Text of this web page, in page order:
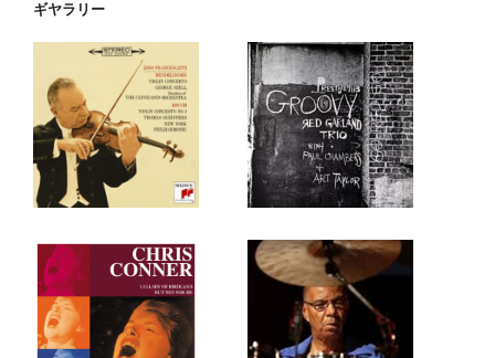
ギヤラリー